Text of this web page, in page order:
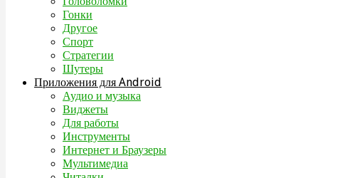
Гонки
Другое
Спорт
Стратегии
Шутеры
Приложения для Android
Аудио и музыка
Виджеты
Для работы
Инструменты
Интернет и Браузеры
Мультимедиа